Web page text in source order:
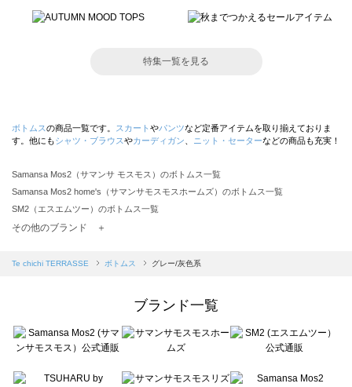
特集一覧を見る
ボトムスの商品一覧です。 スカート やパンツなど定番アイテムを取り揃えておりま
す。他にもシャツ・ブラウスやカーディガン ニット・セーターなどの商品も充実！
Samansa Mos2（サマンサ モスモス）のボトムス一覧
Samansa Mos2 home's（サマンサモスモスホームズ）のボトムス一覧
SM2（エスエムツー）のボトムス一覧
TSUHARU by Samansa Mos2（ツハルバイサマンサモスモス）のボトムス一覧
Samansa Mos2 blue（サマンサモスモス ブルー）のボトムス一覧
sō4ū（ソウフォーユー）のボトムス一覧
Te chichi（テチチ）のボトムス一覧
Te chichi CLASSIC（テチチ クラシック）のボトムス一覧
Lugnoncure（ルノンキュール）のボトムス一覧
その他のブランド ＋
Te chichi TERRASSE ボトムス グレー/灰色系
ブランド一覧